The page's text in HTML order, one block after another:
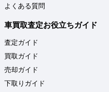
よくある質問
車買取査定お役立ちガイド
査定ガイド
買取ガイド
売却ガイド
下取りガイド